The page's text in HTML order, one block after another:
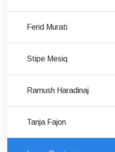
Ferid Murati
Stipe Mesiq
Ramush Haradinaj
Tanja Fajon